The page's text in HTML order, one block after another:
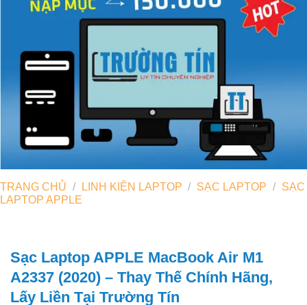
TRANG CHỦ / LINH KIỆN LAPTOP / SẠC LAPTOP / SẠC
LAPTOP APPLE
Sạc Laptop APPLE MacBook Air M1
A2337 (2020) – Thay Thế Chính Hãng,
Lấy Liền Tại Trường Tín